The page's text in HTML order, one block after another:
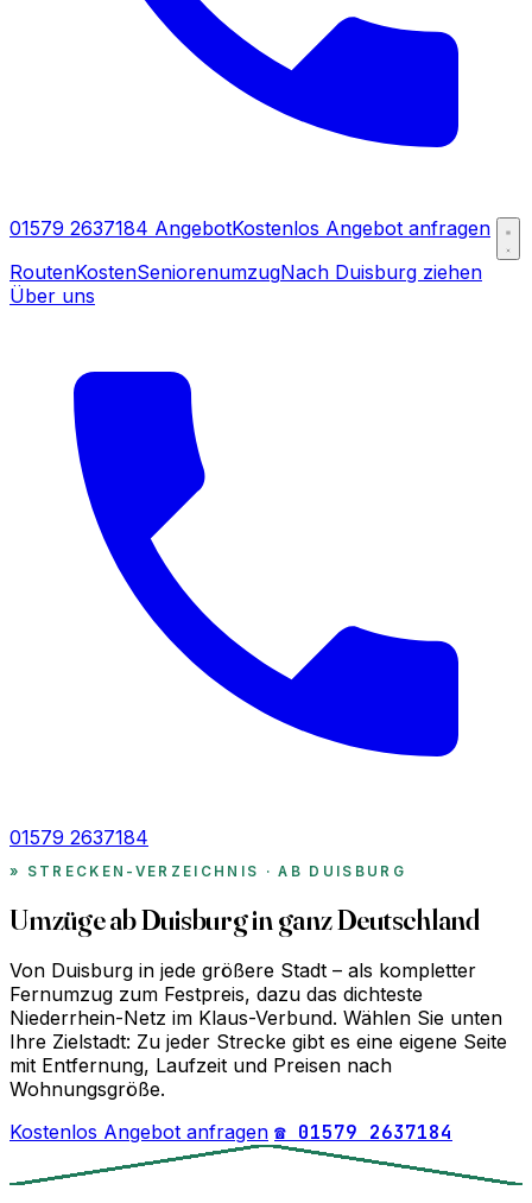
01579 2637184 AngebotKostenlos Angebot anfragen
RoutenKostenSeniorenumzugNach Duisburg ziehen
Über uns
01579 2637184
STRECKEN-VERZEICHNIS · AB DUISBURG
Umzüge ab Duisburg in ganz Deutschland
Von Duisburg in jede größere Stadt – als kompletter
Fernumzug zum Festpreis, dazu das dichteste
Niederrhein-Netz im Klaus-Verbund. Wählen Sie unten
Ihre Zielstadt: Zu jeder Strecke gibt es eine eigene Seite
mit Entfernung, Laufzeit und Preisen nach
Wohnungsgröße.
Kostenlos Angebot anfragen ☎ 01579 2637184